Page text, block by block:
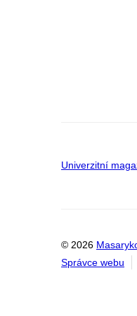
Univerzitní
© 2026
Správce webu